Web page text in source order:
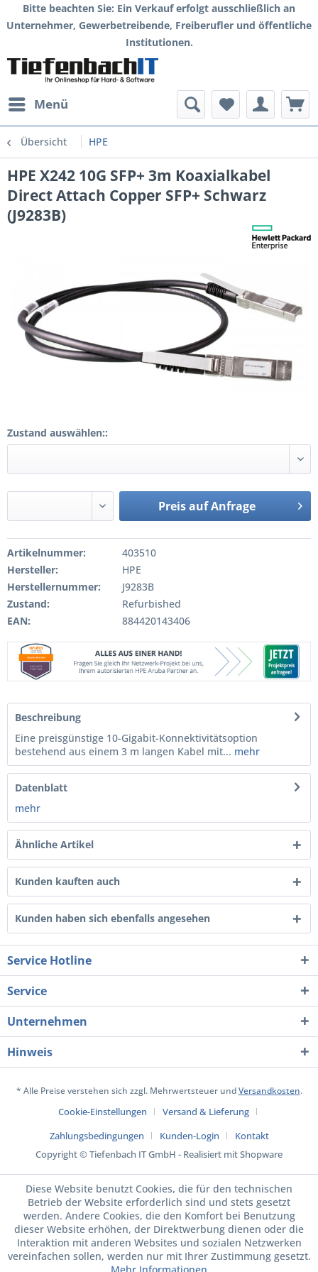
Bitte beachten Sie: Ein Verkauf erfolgt ausschließlich an
Unternehmer, Gewerbetreibende, Freiberufler und öffentliche
Institutionen.
Menü
Übersicht HPE
HPE X242 10G SFP+ 3m Koaxialkabel
Direct Attach Copper SFP+ Schwarz
(J9283B)
Zustand auswählen::
Preis auf Anfrage
Artikelnummer:
403510
Hersteller:
HPE
Herstellernummer:
J9283B
Zustand:
Refurbished
EAN:
884420143406
Beschreibung
Eine preisgünstige 10-Gigabit-Konnektivitätsoption
bestehend aus einem 3 m langen Kabel mit... mehr
Datenblatt
mehr
Ähnliche Artikel
Kunden kauften auch
Kunden haben sich ebenfalls angesehen
Service Hotline
Service
Unternehmen
Hinweis
* Alle Preise verstehen sich zzgl. Mehrwertsteuer undVersandkosten.
Cookie-Einstellungen
Versand & Lieferung
Zahlungsbedingungen
Kunden-Login
Kontakt
Copyright © Tiefenbach IT GmbH - Realisiert mit Shopware
Diese Website benutzt Cookies, die für den technischen
Betrieb der Website erforderlich sind und stets gesetzt
werden. Andere Cookies, die den Komfort bei Benutzung
dieser Website erhöhen, der Direktwerbung dienen oder die
Interaktion mit anderen Websites und sozialen Netzwerken
vereinfachen sollen, werden nur mit Ihrer Zustimmung gesetzt.